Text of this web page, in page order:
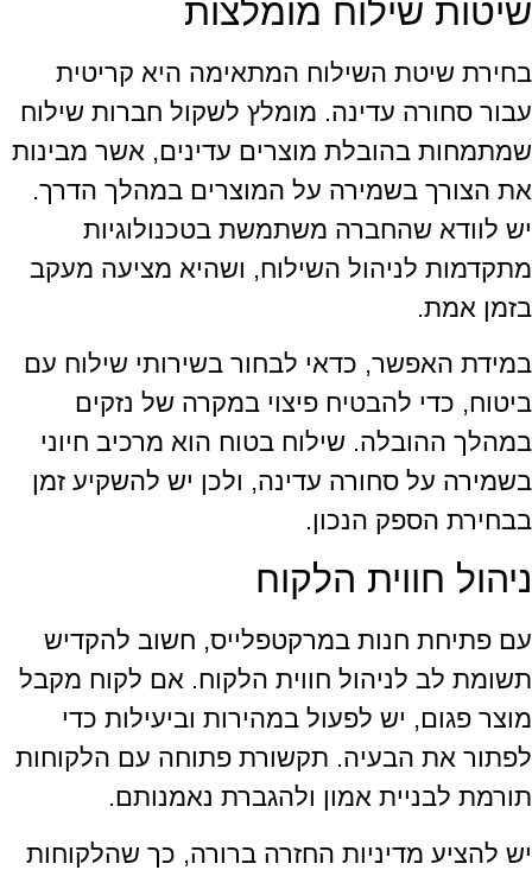
שיטות שילוח מומלצות
בחירת שיטת השילוח המתאימה היא קריטית
עבור סחורה עדינה. מומלץ לשקול חברות שילוח
שמתמחות בהובלת מוצרים עדינים, אשר מבינות
את הצורך בשמירה על המוצרים במהלך הדרך.
יש לוודא שהחברה משתמשת בטכנולוגיות
מתקדמות לניהול השילוח, ושהיא מציעה מעקב
בזמן אמת.
במידת האפשר, כדאי לבחור בשירותי שילוח עם
ביטוח, כדי להבטיח פיצוי במקרה של נזקים
במהלך ההובלה. שילוח בטוח הוא מרכיב חיוני
בשמירה על סחורה עדינה, ולכן יש להשקיע זמן
בבחירת הספק הנכון.
ניהול חווית הלקוח
עם פתיחת חנות במרקטפלייס, חשוב להקדיש
תשומת לב לניהול חווית הלקוח. אם לקוח מקבל
מוצר פגום, יש לפעול במהירות וביעילות כדי
לפתור את הבעיה. תקשורת פתוחה עם הלקוחות
תורמת לבניית אמון ולהגברת נאמנותם.
יש להציע מדיניות החזרה ברורה, כך שהלקוחות